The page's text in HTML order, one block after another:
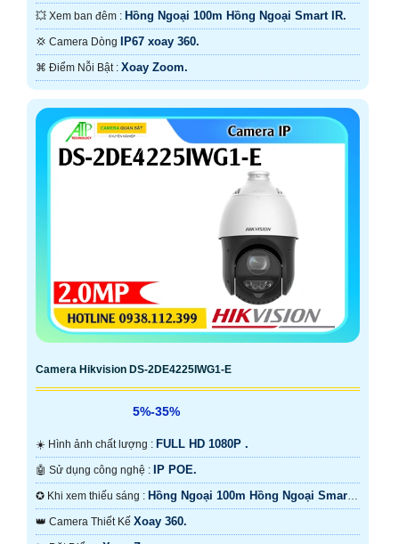
💥 Xem ban đêm : Hồng Ngoại 100m Hồng Ngoại Smart IR.
💢 Camera Dòng IP67 xoay 360.
️⌘ Điểm Nỗi Bật : Xoay Zoom.
Camera Hikvision DS-2DE4225IWG1-E
5%-35%
☀️ Hình ảnh chất lượng : FULL HD 1080P .
🤖️ Sử dụng công nghệ : IP POE.
✪ Khi xem thiếu sáng : Hồng Ngoại 100m Hồng Ngoại Smart
IR.👑 Camera Thiết Kế Xoay 360.